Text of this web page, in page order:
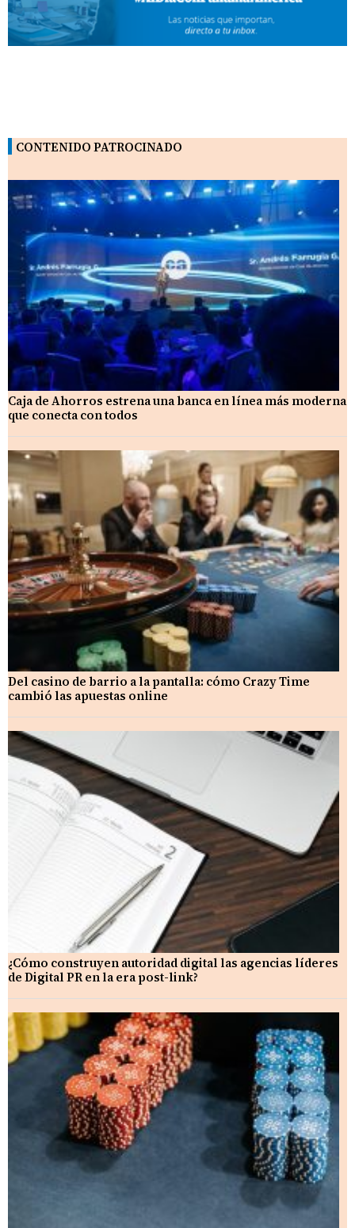
CONTENIDO PATROCINADO
Caja de Ahorros estrena una banca en línea más moderna
que conecta con todos
Del casino de barrio a la pantalla: cómo Crazy Time
cambió las apuestas online
¿Cómo construyen autoridad digital las agencias líderes
de Digital PR en la era post-link?